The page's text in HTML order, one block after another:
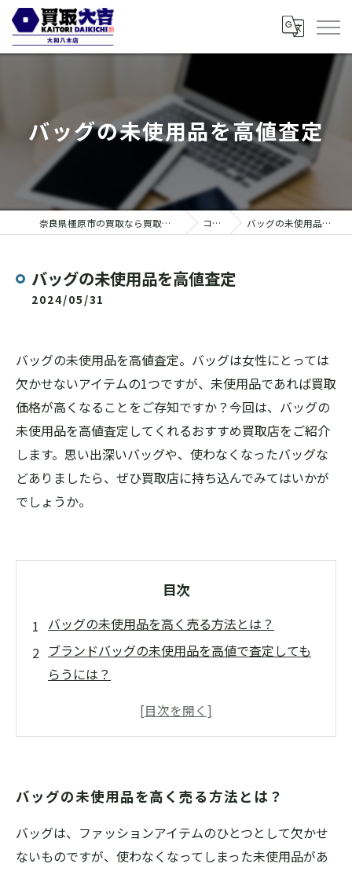
バッグの未使用品を高値査定
奈良県橿原市の買取なら買取大吉 大和八木店 コラム バッグの未使用品を高値査定
バッグの未使用品を高値査定
2024/05/31
バッグの未使用品を高値査定。バッグは女性にとっては
欠かせないアイテムの1つですが、未使用品であれば買取
価格が高くなることをご存知ですか？今回は、バッグの
未使用品を高値査定してくれるおすすめ買取店をご紹介
します。思い出深いバッグや、使わなくなったバッグな
どありましたら、ぜひ買取店に持ち込んでみてはいかが
でしょうか。
目次
バッグの未使用品を高く売る方法とは？
ブランドバッグの未使用品を高値で査定しても
らうには？
バッグの未使用品を断捨離する前に、高額で売
れるか調べてみよう！
迷っている方必見！未使用のバッグを高値で売
るコツとは？
バッグの未使用品を高く売る方法とは？
バッグは、ファッションアイテムのひとつとして欠かせ
ないものですが、使わなくなってしまった未使用品があ